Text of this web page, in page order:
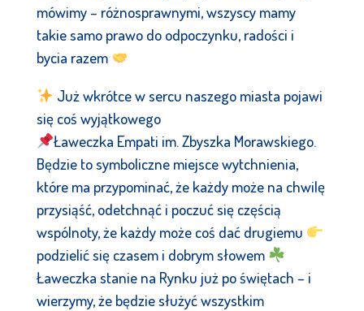
mówimy – różnosprawnymi, wszyscy mamy
takie samo prawo do odpoczynku, radości i
bycia razem
Już wkrótce w sercu naszego miasta pojawi
się coś wyjątkowego
Ławeczka Empati im. Zbyszka Morawskiego.
Będzie to symboliczne miejsce wytchnienia,
które ma przypominać, że każdy może na chwilę
przysiąść, odetchnąć i poczuć się częścią
wspólnoty, że każdy może coś dać drugiemu
podzielić się czasem i dobrym słowem
Ławeczka stanie na Rynku już po świętach – i
wierzymy, że będzie służyć wszystkim